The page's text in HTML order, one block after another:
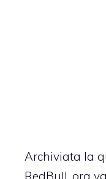
Archiviata la
RedBull, ora